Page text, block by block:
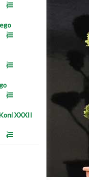
XXXII